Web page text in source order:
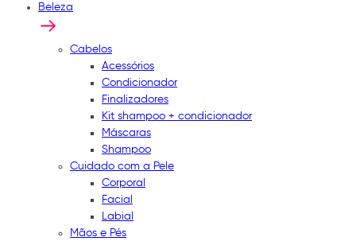
Beleza
Cabelos
Acessórios
Condicionador
Finalizadores
Kit shampoo + condicionador
Máscaras
Shampoo
Cuidado com a Pele
Corporal
Facial
Labial
Mãos e Pés